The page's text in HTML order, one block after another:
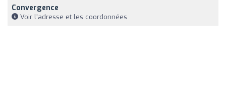
Convergence
Voir l'adresse et les coordonnées